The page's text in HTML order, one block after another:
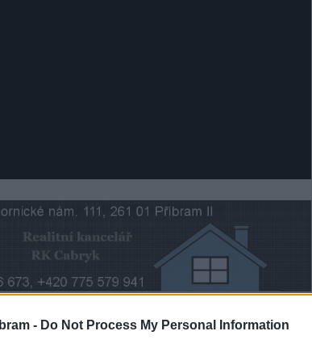
- Do Not Process My Personal Information
lesy Příbram, kde zrovna probíhala výsadba nových